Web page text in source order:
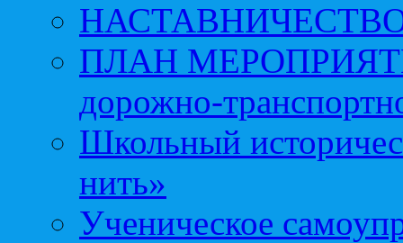
ПЛАН МЕРОПРИЯТИЙ
дорожно-
Школьный
нить»
Ученическое